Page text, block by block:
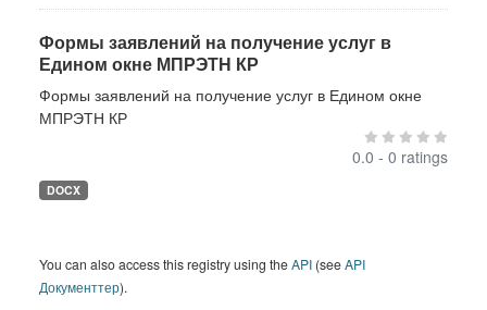
Формы заявлений на получение услуг в
Едином окне МПРЭТН КР
Формы заявлений на получение услуг в Едином окне
МПРЭТН КР
0.0 - 0 ratings
DOCX
You can also access this registry using theAPI (seeAPI
Документтер).